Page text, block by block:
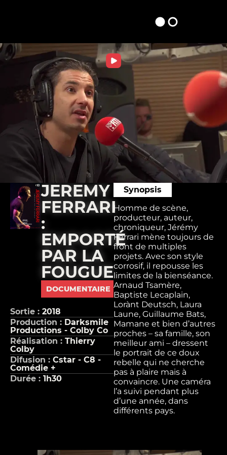
JEREMY
FERRARI
:
EMPORTÉ
PAR LA
FOUGUE
DOCUMENTAIRE
Sortie : 2018
Production : Darksmile
Productions - Colby Co
Réalisation : Thierry
Colby
Difusion : Cstar - C8 -
Comédie +
Durée : 1h30
Synopsis
Homme de scène,
producteur, auteur,
chroniqueur, Jérémy
Ferrari mène toujours de
front de multiples
projets. Avec son style
corrosif, il repousse les
limites de la bienséance.
Arnaud Tsamère,
Baptiste Lecaplain,
Lorànt Deutsch, Laura
Laune, Guillaume Bats,
Mamane et bien d’autres
proches – sa famille, son
meilleur ami – dressent
le portrait de ce doux
rebelle qui ne cherche
pas à plaire mais à
convaincre. Une caméra
l’a suivi pendant plus
d’une année, dans
différents pays.